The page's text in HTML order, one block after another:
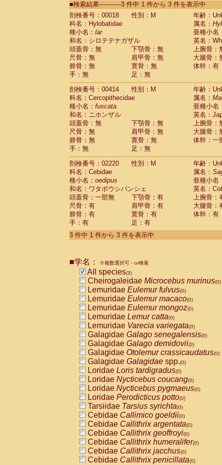
CebidaeSaguinus labiatus(0)
Cebidae Saguinus leucopus (0)
CebidaeSaguinus midas
Cebidae
CebidaeSaguinus nigricollis (0)
Cebidae Saguinus oedipus
Cebidae Saguinus weddelli
Cebidae Saguinusspp.
Cebidae Aotus trivirgatus
Cebidae Cebus albifrons
CebidaeCebus apella
Cebidae
CebidaeCebus nigrivittatus
Cebidae Cebusspp.(0)
Cebidae Saimiri boliviensis
Cebidae Saimiri sciureus
Atelidae Alouatta caraya
AtelidaeAlouatta fusca
AtelidaeAlouatta seniculus
Atelidae
Atelidae Ateles belzebuth
Atelidae Ateles geoffroyi
Atelidae Ateles paniscus
Atelidae Atelesspp.
Atelidae Lagothrix lagothricha
AtelidaeLagothrix lagothricha cana(0)
PitheciidaeCacajao calvus
Pitheciidae
Pitheciidae Callicebus moloch
PitheciidaeCallicebus torquatus
PitheciidaeCallicebusspp.(0)
PitheciidaeChiropotes satanas
PitheciidaePithecia monachus
PitheciidaePithecia pithecia(0)
CercopithecidaeCercocebus agilis
CercopithecidaeCercocebus
CercopithecidaeCercocebus
CercopithecidaeCercocebus
CercopithecidaeCercocebus
CercopithecidaeCercocebus
CercopithecidaeCercocebus
CercopithecidaeLophocebus
CercopithecidaePapio anubis(0)
CercopithecidaePapio cynocephalus
Cercopithecidae Papio hamadryas
CercopithecidaePapio papio
CercopithecidaePapiospp.(0)
CercopithecidaeMandrillus
CercopithecidaeMandrillus sphinx
CercopithecidaeTheropithecus
CercopithecidaeMacaca arctoides
■検索結果-----------3 件中 1 件から 3 件を表示中
剖検番号：00018
性別：M
年齢：
科名：Hylobatidae
属名：
種小名： lar
亜種小名
和名：シロテテナガザル
英名：
頭蓋骨：無
下顎骨：無
上腕骨：
尺骨：無
肩甲骨：無
大腿骨：
腓骨：無
寛骨：無
体幹：有
手：無
足：無
剖検番号：00414
性別：M
年齢：
科名：Cercopithecidae
属名：
種小名： fuscata
亜種小名
和名：ニホンザル
英名：
頭蓋骨：無
下顎骨：無
上腕骨：
尺骨：無
肩甲骨：無
大腿骨：
腓骨：無
寛骨：無
体幹：一
手：無
足：無
剖検番号：02220
性別：M
年齢：
科名：Cebidae
属名：
種小名： oedipus
亜種小名
和名：ワタボウシパンシェ
英名：
頭蓋骨：一部無
下顎骨：有
上腕骨：
尺骨：有
肩甲骨：有
大腿骨：
腓骨：有
寛骨：有
体幹：有
手：有
足：有
3 件中 1 件から 3 件を表示中
■学名： ※複数選択可・or検索
All species(3)
Cheirogaleidae Microcebus murinus(0)
Lemuridae Eulemur fulvus(0)
Lemuridae Eulemur macaco(0)
Lemuridae Eulemur mongoz(0)
Lemuridae Lemur catta(0)
Lemuridae Varecia variegata(0)
Galagidae Galago senegalensis(0)
Galagidae Galago demidovii(0)
Galagidae Otolemur crassicaudatus(0)
Galagidae Galagidae spp.(0)
Loridae Loris tardigradus(0)
Loridae Nycticebus coucang(0)
Loridae Nycticebus pygmaeus(0)
Loridae Perodicticus potto(0)
Tarsiidae Tarsius syrichta(0)
Cebidae Callimico goeldii(0)
Cebidae Callithrix argentata(0)
Cebidae Callithrix geoffroyi(0)
Cebidae Callithrix humeralifer(0)
Cebidae Callithrix jacchus(0)
Cebidae Callithrix penicillata(0)